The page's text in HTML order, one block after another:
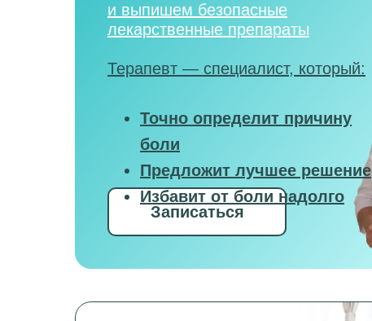
Терапевт — специалист, который:
Записаться
Точно определит причину
боли
Предложит лучшее решение
Избавит от боли надолго
и выпишем безопасные
лекарственные препараты